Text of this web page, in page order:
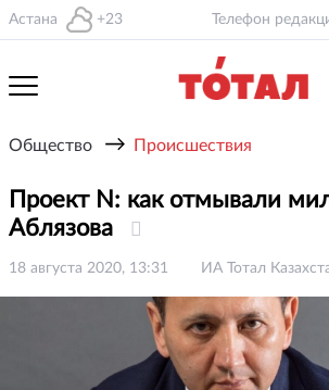
Астана +23 Телефон
Общество → Происшествия
Проект N: как отмывали
Аблязова
18 августа 2020, 13:31 ИА Тотал